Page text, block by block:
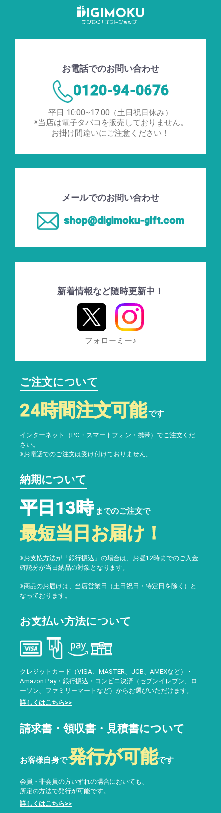
お電話でのお問い合わせ
0120-94-0676
平日 10:00~17:00（土日祝日休み）
※当店は電子タバコを販売しておりません。
お掛け間違いにご注意ください！
メールでのお問い合わせ
shop@digimoku-gift.com
新着情報など随時更新中！
フォローミー♪
ご注文について
24時間注文可能です
インターネット（PC・スマートフォン・携帯）でご注文くだ
さい。
※お電話でのご注文は受け付けておりません。
納期について
平日13時 までのご注文で
最短当日お届け！
※お支払方法が「銀行振込」の場合は、お昼12時までのご入金
確認分が当日納品の対象となります。
※商品のお届けは、当店営業日（土日祝日・特定日を除く）と
なっております。
お支払い方法について
クレジットカード（VISA、MASTER、JCB、AMEXなど）・
Amazon Pay・銀行振込・コンビニ決済（セブンイレブン、ロ
ーソン、ファミリーマートなど）からお選びいただけます。
詳しくはこちら>>
請求書・領収書・見積書について
お客様自身で発行が可能です
会員・非会員の方いずれの場合においても、
所定の方法で発行が可能です。
詳しくはこちら>>